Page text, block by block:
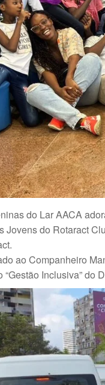
do Lar AACA
Jovens do Rotaract
ao Companheiro
“Gestão Inclusiva” do